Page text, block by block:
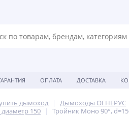
ОПЛАТА ДОСТАВКА
дымоход Дымоходы ОГНЕРУС
150
Тройник Моно 90°,